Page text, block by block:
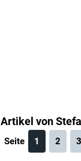
Artikel von
Seite 1 2 3